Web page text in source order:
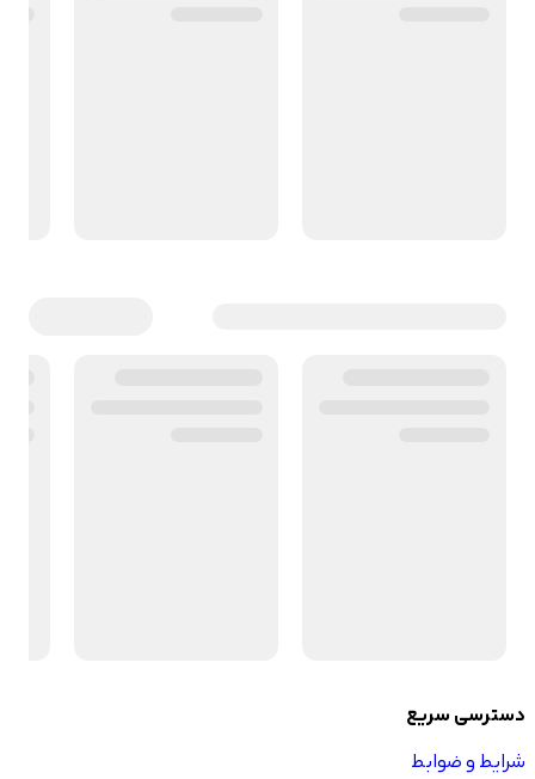
دسترسی سریع
شرایط و ضوابط